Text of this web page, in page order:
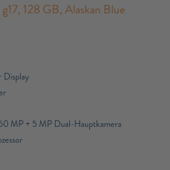
128 GB, Alaskan Blue
Display
MP + 5 MP Dual-Hauptkamera